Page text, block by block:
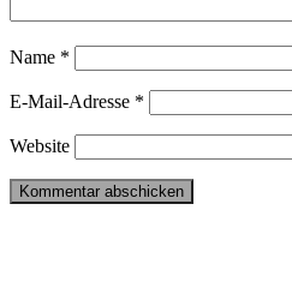
Name *
E-Mail-Adresse *
Website